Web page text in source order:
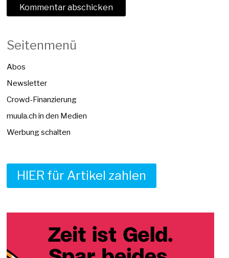
Seitenmenü
Abos
Newsletter
Crowd-Finanzierung
muula.ch in den Medien
Werbung schalten
HIER für Artikel zahlen